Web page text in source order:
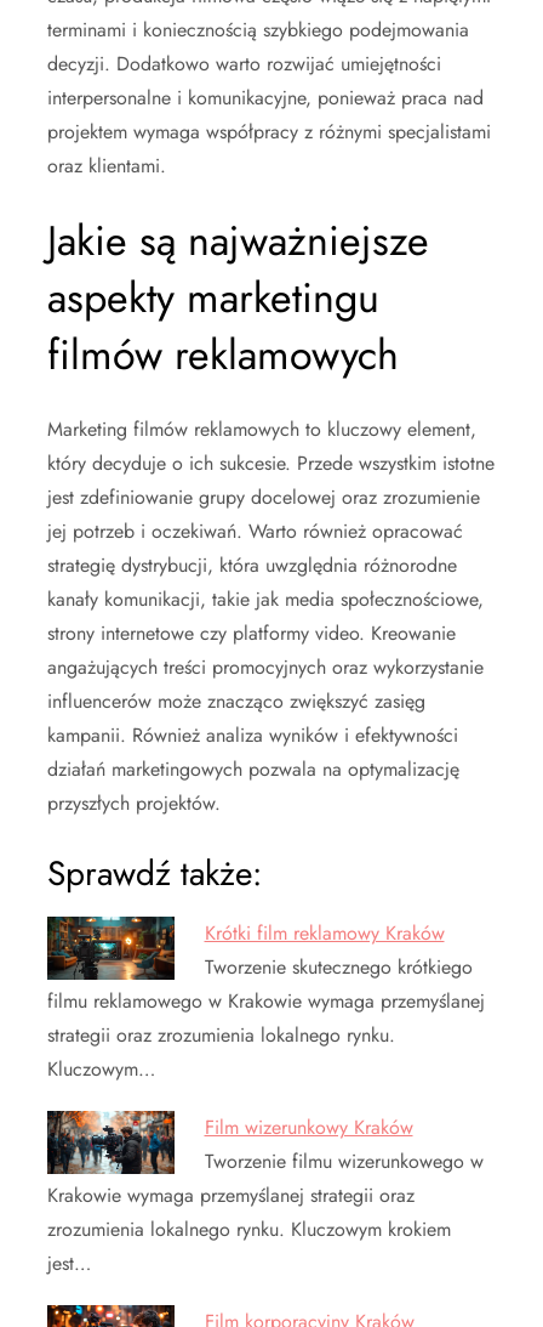
terminami i koniecznością szybkiego podejmowania
decyzji. Dodatkowo warto rozwijać umiejętności
interpersonalne i komunikacyjne, ponieważ praca nad
projektem wymaga współpracy z różnymi specjalistami
oraz klientami.
Jakie są najważniejsze
aspekty marketingu
filmów reklamowych
Marketing filmów reklamowych to kluczowy element,
który decyduje o ich sukcesie. Przede wszystkim istotne
jest zdefiniowanie grupy docelowej oraz zrozumienie
jej potrzeb i oczekiwań. Warto również opracować
strategię dystrybucji, która uwzględnia różnorodne
kanały komunikacji, takie jak media społecznościowe,
strony internetowe czy platformy video. Kreowanie
angażujących treści promocyjnych oraz wykorzystanie
influencerów może znacząco zwiększyć zasięg
kampanii. Również analiza wyników i efektywności
działań marketingowych pozwala na optymalizację
przyszłych projektów.
Sprawdź także:
Krótki film reklamowy Kraków
Tworzenie skutecznego krótkiego
filmu reklamowego w Krakowie wymaga przemyślanej
strategii oraz zrozumienia lokalnego rynku.
Kluczowym…
Film wizerunkowy Kraków
Tworzenie filmu wizerunkowego w
Krakowie wymaga przemyślanej strategii oraz
zrozumienia lokalnego rynku. Kluczowym krokiem
jest…
Film korporacyjny Kraków